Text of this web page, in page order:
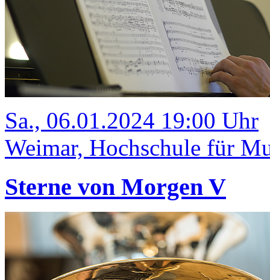
Sa., 06.01.2024 19:00 Uhr
Weimar, Hochschule für
Sterne von Morgen V